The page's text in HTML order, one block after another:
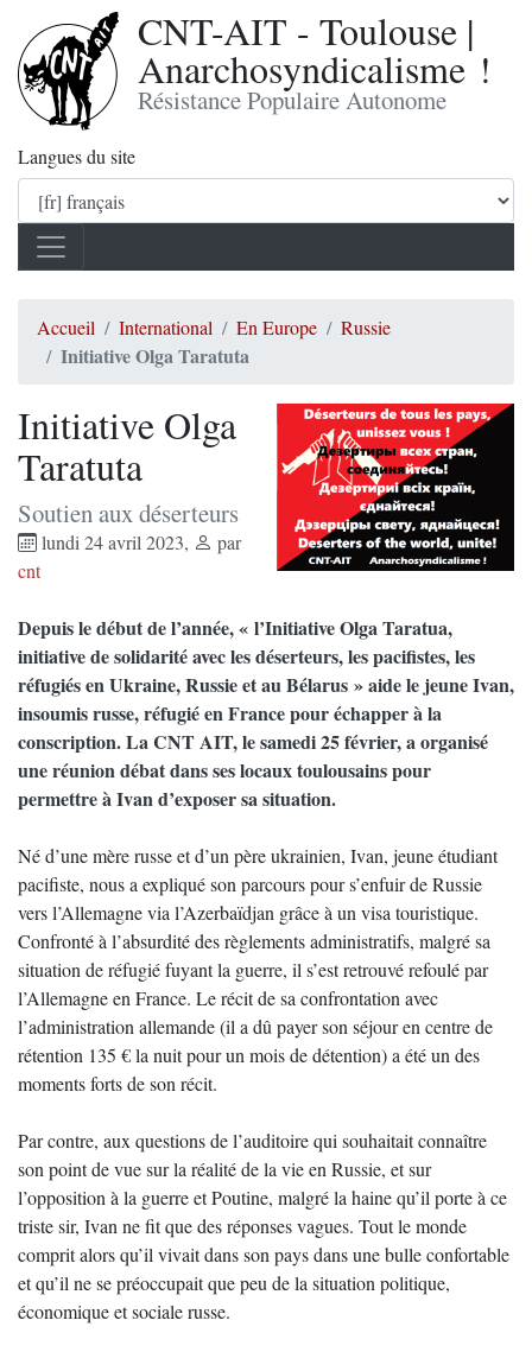
CNT-AIT - Toulouse |
Anarchosyndicalisme !
Résistance Populaire Autonome
Langues du site
Accueil International En Europe Russie
Initiative Olga Taratuta
Initiative Olga
Taratuta
Soutien aux déserteurs
lundi 24 avril 2023,
par
cnt
Depuis le début de l’année, « l’Initiative Olga Taratua,
initiative de solidarité avec les déserteurs, les pacifistes, les
réfugiés en Ukraine, Russie et au Bélarus » aide le jeune Ivan,
insoumis russe, réfugié en France pour échapper à la
conscription. La CNT AIT, le samedi 25 février, a organisé
une réunion débat dans ses locaux toulousains pour
permettre à Ivan d’exposer sa situation.
Né d’une mère russe et d’un père ukrainien, Ivan, jeune étudiant
pacifiste, nous a expliqué son parcours pour s’enfuir de Russie
vers l’Allemagne via l’Azerbaïdjan grâce à un visa touristique.
Confronté à l’absurdité des règlements administratifs, malgré sa
situation de réfugié fuyant la guerre, il s’est retrouvé refoulé par
l’Allemagne en France. Le récit de sa confrontation avec
l’administration allemande (il a dû payer son séjour en centre de
rétention 135 € la nuit pour un mois de détention) a été un des
moments forts de son récit.
Par contre, aux questions de l’auditoire qui souhaitait connaître
son point de vue sur la réalité de la vie en Russie, et sur
l’opposition à la guerre et Poutine, malgré la haine qu’il porte à ce
triste sir, Ivan ne fit que des réponses vagues. Tout le monde
comprit alors qu’il vivait dans son pays dans une bulle confortable
et qu’il ne se préoccupait que peu de la situation politique,
économique et sociale russe.